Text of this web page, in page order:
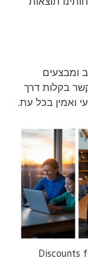
ומבצעים
קשר בקלות דרך
Discounts